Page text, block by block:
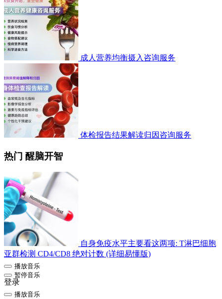
成人营养均衡摄入咨询服务
体检报告结果解读归因咨询服务
热门 醒脑开智
自身免疫水平主要看这两项: T淋巴细胞
亚群检测 CD4/CD8 绝对计数 (详细易懂版)
播放音乐
暂停音乐
登录
播放音乐